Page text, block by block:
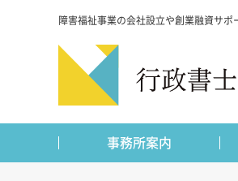
障害福祉事業の会社設立や創業融資サ
事務所案内